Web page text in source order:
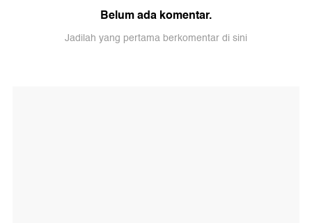
Belum ada komentar.
Jadilah yang pertama berkomentar di sini